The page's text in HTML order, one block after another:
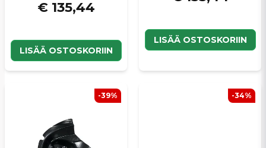
€ 135,44
LISÄÄ OSTOSKORIIN
LISÄÄ OSTOSKORIIN
-39% -34%